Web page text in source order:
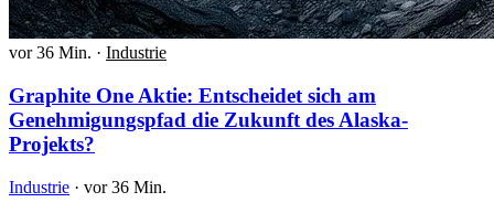
vor 36 Min. · Industrie
Graphite One Aktie: Entscheidet sich am
Genehmigungspfad die Zukunft des Alaska-
Projekts?
Industrie · vor 36 Min.